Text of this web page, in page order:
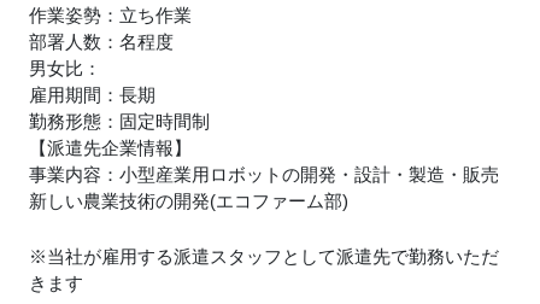
作業姿勢：立ち作業
部署人数：名程度
男女比：
雇用期間：長期
勤務形態：固定時間制
【派遣先企業情報】
事業内容：小型産業用ロボットの開発・設計・製造・販売
新しい農業技術の開発(エコファーム部)
※当社が雇用する派遣スタッフとして派遣先で勤務いただ
きます